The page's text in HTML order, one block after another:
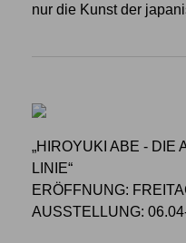
nur die Kunst der
„HIROYUKI ABE - DIE
LINIE“
ERÖFFNUNG:
AUSSTELLUNG: